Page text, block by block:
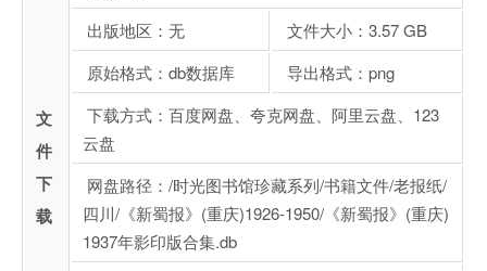
文
件
下
载
出版地区：无
文件大小：3.57 GB
原始格式：db数据库
导出格式：png
下载方式：百度网盘、夸克网盘、阿里云盘、123
云盘
网盘路径：/时光图书馆珍藏系列/书籍文件/老报纸/
四川/《新蜀报》(重庆)1926-1950/《新蜀报》(重庆)
1937年影印版合集.db